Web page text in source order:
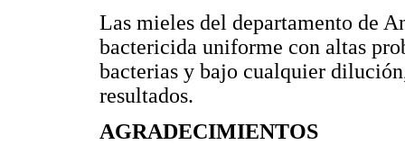
Las mieles del departamento de
bactericida uniforme con altas
bacterias y bajo cualquier
resultados.
AGRADECIMIENTOS